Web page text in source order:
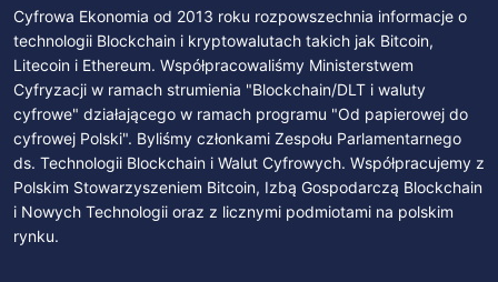
Cyfrowa Ekonomia od 2013 roku rozpowszechnia informacje o
technologii Blockchain i kryptowalutach takich jak Bitcoin,
Litecoin i Ethereum. Współpracowaliśmy Ministerstwem
Cyfryzacji w ramach strumienia "Blockchain/DLT i waluty
cyfrowe" działającego w ramach programu "Od papierowej do
cyfrowej Polski". Byliśmy członkami Zespołu Parlamentarnego
ds. Technologii Blockchain i Walut Cyfrowych. Współpracujemy z
Polskim Stowarzyszeniem Bitcoin, Izbą Gospodarczą Blockchain
i Nowych Technologii oraz z licznymi podmiotami na polskim
rynku.